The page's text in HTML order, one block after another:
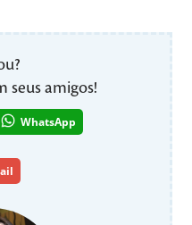
seus amigos!
WhatsApp